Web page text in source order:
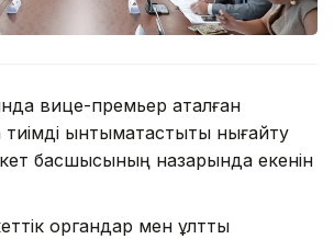
вице-премьер аталған
ынтымақтастықты нығайту
басшысының назарында екенін
органдар мен ұлттық